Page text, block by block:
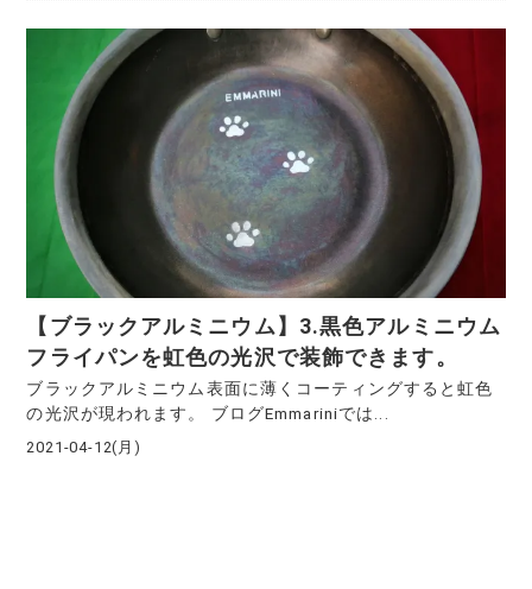
【ブラックアルミニウム】3.黒色アルミニウム
フライパンを虹色の光沢で装飾できます。
ブラックアルミニウム表面に薄くコーティングすると虹色
の光沢が現われます。 ブログEmmariniでは...
2021-04-12(月)